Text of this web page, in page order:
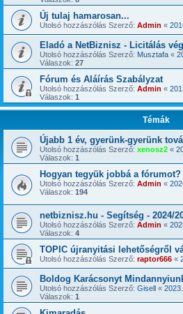
Új tulaj hamarosan...
Utolsó hozzászólás Szerző: Admin «
Eladó a NetBiznisz - Licitálás
Utolsó hozzászólás Szerző: Musztafa «
Válaszok: 27
Fórum és Aláírás Szabályzat
Utolsó hozzászólás Szerző: Admin «
Válaszok: 1
Témák
Újabb 1 év, gyerünk-gyerünk
Utolsó hozzászólás Szerző: xenosz2 «
Válaszok: 1
Hogyan tegyük jobbá a fórumot?
Utolsó hozzászólás Szerző: Admin «
Válaszok: 194
netbiznisz.hu - Segítség - 2024/
Utolsó hozzászólás Szerző: Admin «
Válaszok: 4
TOPIC újranyitási lehetőségről
Utolsó hozzászólás Szerző: raptor666 «
Boldog Karácsonyt
Utolsó hozzászólás Szerző: Gisell «
Válaszok: 1